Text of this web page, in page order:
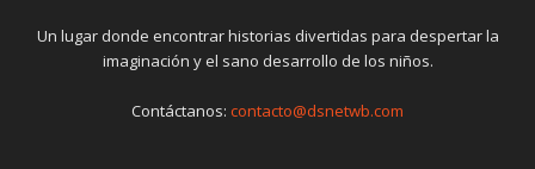
Un lugar donde encontrar historias divertidas para despertar la
imaginación y el sano desarrollo de los niños.
Contáctanos: contacto@dsnetwb.com